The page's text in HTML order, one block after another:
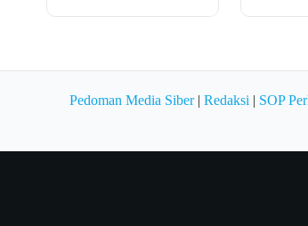
Pedoman Media Siber| Redaksi | SOP